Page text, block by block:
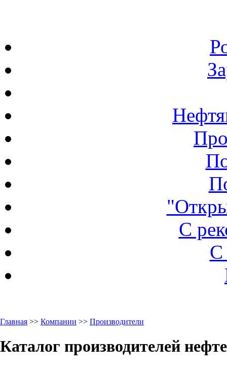
С
С
Главная >> Компании >> Производители
Каталог производителей